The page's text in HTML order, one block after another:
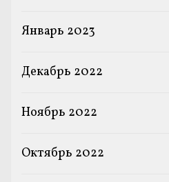
Январь 2023
Декабрь 2022
Ноябрь 2022
Октябрь 2022